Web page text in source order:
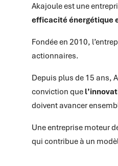
Akajoule est une
efficacité énergétique
Fondée en 2010,
actionnaires.
Depuis plus de 15 ans,
conviction que
doivent avancer
Une entreprise moteur
qui contribue à un